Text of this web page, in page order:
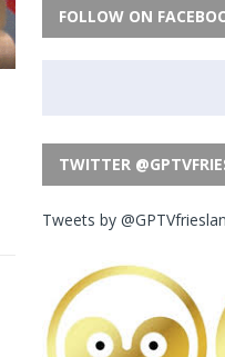
FOLLOW ON
TWITTER
Tweets by